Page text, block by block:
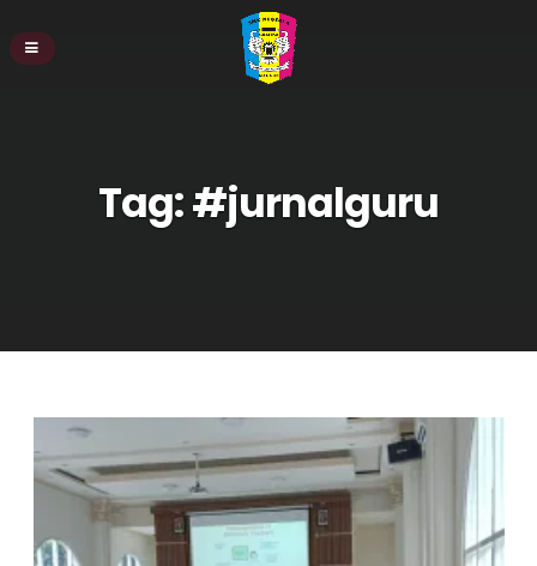
Tag:#jurnalguru